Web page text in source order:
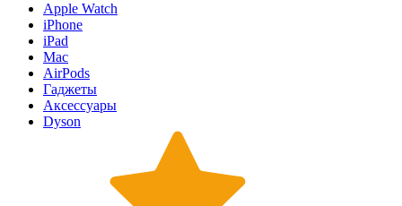
Apple Watch
iPhone
iPad
Mac
AirPods
Гаджеты
Аксессуары
Dyson